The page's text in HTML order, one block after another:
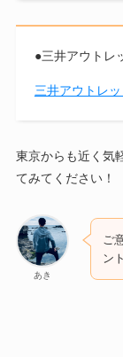
●三井アウトレ
三井アウトレ
東京からも近く気
てみてください！
あき
ご
ン